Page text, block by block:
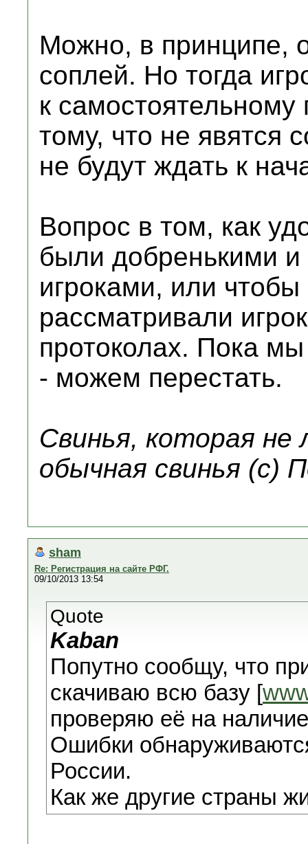
Можно, в принципе,
соплей. Но тогда
к
тому, что не явятся
не будут ждать к
Вопрос в том, как
были добренькими
игроками, или
рассматривали
протоколах. Пока
- можем перестать.
Свинья, которая
обычная свинья (с)
sham
Re: Регистрация на сайте РФГ.
09/10/2013 13:54
Quote
Kaban
Попутно сообщу, что
скачиваю всю базу [
проверяю её на
Ошибки
России.
Как же другие страны